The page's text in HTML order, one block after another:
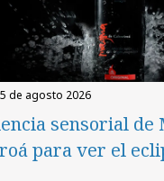
5 de agosto 2026
sensorial de
para ver el